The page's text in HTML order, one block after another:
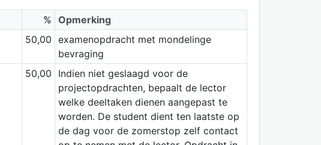
% Opmerking
50,00 examenopdracht met mondelinge
bevraging
50,00
Indien niet geslaagd voor de
projectopdrachten, bepaalt de lector
welke deeltaken dienen aangepast te
worden. De student dient ten laatste op
de dag voor de zomerstop zelf contact